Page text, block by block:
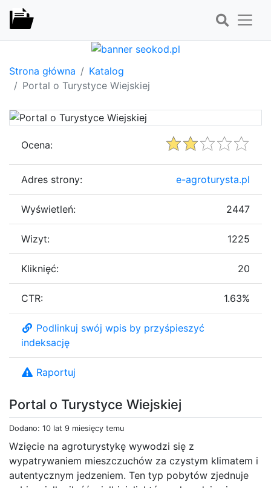
Strona główna
Katalog
Portal o Turystyce Wiejskiej
Portal o Turystyce Wiejskiej
Dodano: 10 lat 9 miesięcy temu
Wzięcie na agroturystykę wywodzi się z
wypatrywaniem mieszczuchów za czystym klimatem i
autentycznym jedzeniem. Ten typ pobytów zjednuje
Ocena:
Adres strony: e-agroturysta.pl
Wyświetleń: 2447
Wizyt: 1225
Kliknięć: 20
CTR: 1.63%
Podlinkuj swój wpis by przyśpieszyć
indeksację
Raportuj